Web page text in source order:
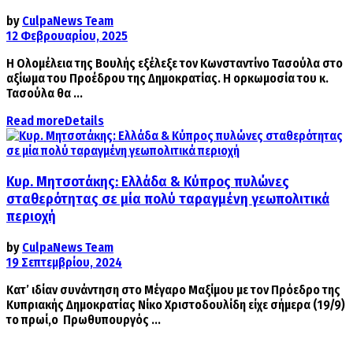
by CulpaNews Team
12 Φεβρουαρίου, 2025
Η Ολομέλεια της Βουλής εξέλεξε τον Κωνσταντίνο Τασούλα στο
αξίωμα του Προέδρου της Δημοκρατίας. Η ορκωμοσία του κ.
Τασούλα θα ...
Read moreDetails
Κυρ. Μητσοτάκης: Ελλάδα & Κύπρος πυλώνες
σταθερότητας σε μία πολύ ταραγμένη γεωπολιτικά
περιοχή
by CulpaNews Team
19 Σεπτεμβρίου, 2024
Κατ’ ιδίαν συνάντηση στο Μέγαρο Μαξίμου με τον Πρόεδρο της
Κυπριακής Δημοκρατίας Νίκο Χριστοδουλίδη είχε σήμερα (19/9)
το πρωί,ο Πρωθυπουργός ...